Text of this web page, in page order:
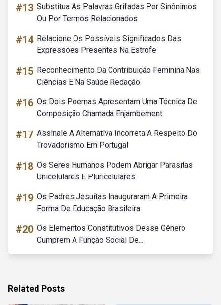
#13 Substitua As Palavras Grifadas Por Sinônimos
Ou Por Termos Relacionados
#14 Relacione Os Possíveis Significados Das
Expressões Presentes Na Estrofe
#15 Reconhecimento Da Contribuição Feminina Nas
Ciências E Na Saúde Redação
#16 Os Dois Poemas Apresentam Uma Técnica De
Composição Chamada Enjambement
#17 Assinale A Alternativa Incorreta A Respeito Do
Trovadorismo Em Portugal
#18 Os Seres Humanos Podem Abrigar Parasitas
Unicelulares E Pluricelulares
#19 Os Padres Jesuítas Inauguraram A Primeira
Forma De Educação Brasileira
#20 Os Elementos Constitutivos Desse Gênero
Cumprem A Função Social De...
Related Posts